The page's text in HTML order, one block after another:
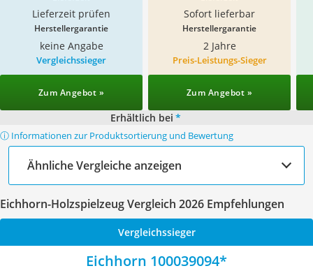
Lieferzeit prüfen Sofort lieferbar
Herstellergarantie
keine Angabe
Herstellergarantie
2 Jahre
Vergleichssieger
Zum Angebot »
Preis-Leistungs-Sieger
Zum Angebot »
Erhältlich bei *
ⓘ Informationen zur Produktsortierung und Bewertung
Ähnliche Vergleiche anzeigen
Eichhorn-Holzspielzeug Vergleich 2026 Empfehlungen
Vergleichssieger
Eichhorn 100039094